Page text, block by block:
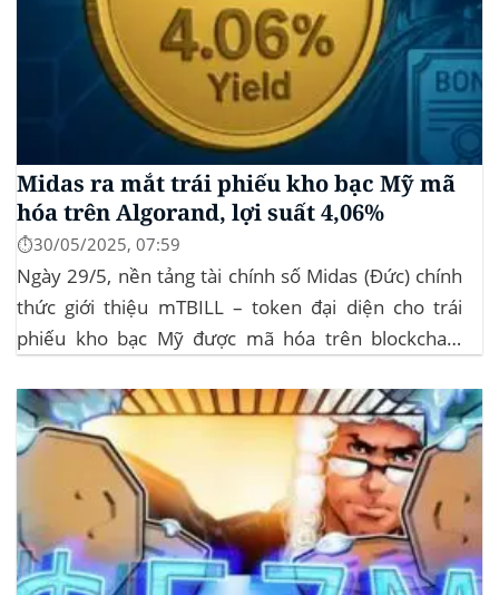
Midas ra mắt trái phiếu kho bạc Mỹ mã
hóa trên Algorand, lợi suất 4,06%
⏱️30/05/2025, 07:59
Ngày 29/5, nền tảng tài chính số Midas (Đức) chính
thức giới thiệu mTBILL – token đại diện cho trái
phiếu kho bạc Mỹ được mã hóa trên blockchain
không yêu cầu mức đầu tư tối thiểu. mTBILL được
bảo chứng bằng...